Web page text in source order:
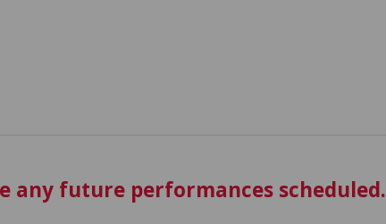
any future performances scheduled.